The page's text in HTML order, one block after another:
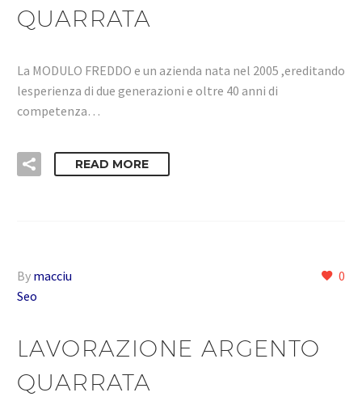
QUARRATA
La MODULO FREDDO e un azienda nata nel 2005 ,ereditando
lesperienza di due generazioni e oltre 40 anni di
competenza…
READ MORE
0
By macciu
Seo
LAVORAZIONE ARGENTO
QUARRATA